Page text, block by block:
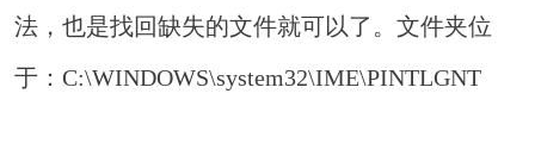
法，也是找回缺失的文件就可以了。文件夹位
于：C:\WINDOWS\system32\IME\PINTLGNT